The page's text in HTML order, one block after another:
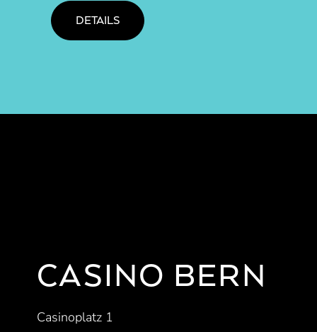
DETAILS
CASINO BERN
Casinoplatz 1